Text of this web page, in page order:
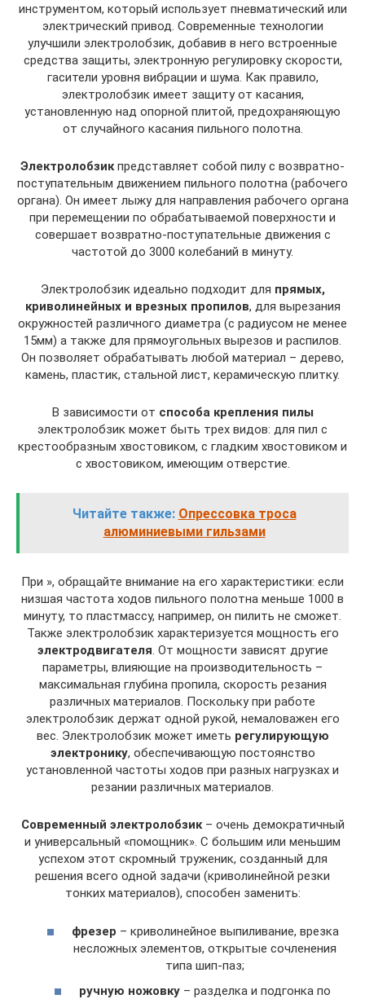
инструментом, который использует пневматический или
электрический привод. Современные технологии
улучшили электролобзик, добавив в него встроенные
средства защиты, электронную регулировку скорости,
гасители уровня вибрации и шума. Как правило,
электролобзик имеет защиту от касания,
установленную над опорной плитой, предохраняющую
от случайного касания пильного полотна.
Электролобзикпредставляет собой пилу с возвратно-
поступательным движением пильного полотна (рабочего
органа). Он имеет лыжу для направления рабочего органа
при перемещении по обрабатываемой поверхности и
совершает возвратно-поступательные движения с
частотой до 3000 колебаний в минуту.
Электролобзик идеально подходит для прямых,
криволинейных и врезных пропилов, для вырезания
окружностей различного диаметра (с радиусом не менее
15мм) а также для прямоугольных вырезов и распилов.
Он позволяет обрабатывать любой материал – дерево,
камень, пластик, стальной лист, керамическую плитку.
В зависимости от способа крепления пилы
электролобзик может быть трех видов: для пил с
крестообразным хвостовиком, с гладким хвостовиком и
с хвостовиком, имеющим отверстие.
Читайте также: Опрессовка троса
алюминиевыми гильзами
При », обращайте внимание на его характеристики: если
низшая частота ходов пильного полотна меньше 1000 в
минуту, то пластмассу, например, он пилить не сможет.
Также электролобзик характеризуется мощность его
электродвигателя. От мощности зависят другие
параметры, влияющие на производительность –
максимальная глубина пропила, скорость резания
различных материалов. Поскольку при работе
электролобзик держат одной рукой, немаловажен его
вес. Электролобзик может иметь регулирующую
электронику, обеспечивающую постоянство
установленной частоты ходов при разных нагрузках и
резании различных материалов.
Современный электролобзик– очень демократичный
и универсальный «помощник». С большим или меньшим
успехом этот скромный труженик, созданный для
решения всего одной задачи (криволинейной резки
тонких материалов), способен заменить:
фрезер – криволинейное выпиливание, врезка
несложных элементов, открытые сочленения
типа шип-паз;
ручную ножовку – разделка и подгонка по